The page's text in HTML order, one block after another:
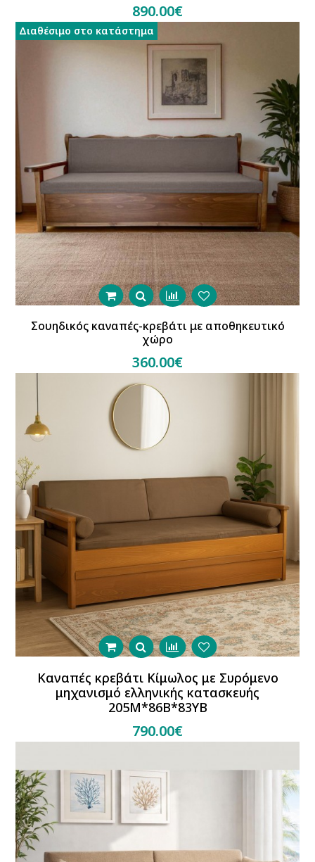
890.00€
Διαθέσιμο στο κατάστημα
Σουηδικός καναπές-κρεβάτι με αποθηκευτικό
χώρο
360.00€
Καναπές κρεβάτι Κίμωλος με Συρόμενο
μηχανισμό ελληνικής κατασκευής
205Μ*86Β*83ΥΒ
790.00€